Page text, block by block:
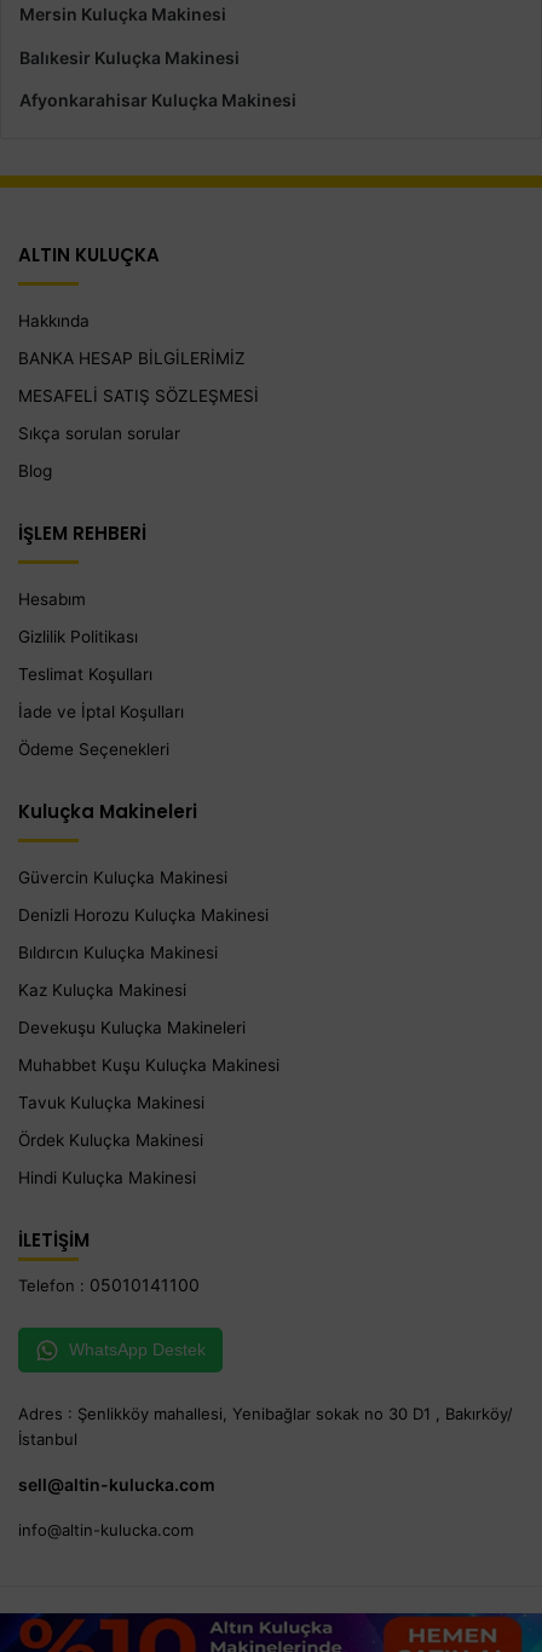
Mersin Kuluçka Makinesi
Balıkesir Kuluçka Makinesi
Afyonkarahisar Kuluçka Makinesi
ALTIN KULUÇKA
Hakkında
BANKA HESAP BİLGİLERİMİZ
MESAFELİ SATIŞ SÖZLEŞMESİ
Sıkça sorulan sorular
Blog
İŞLEM REHBERİ
Hesabım
Gizlilik Politikası
Teslimat Koşulları
İade ve İptal Koşulları
Ödeme Seçenekleri
Kuluçka Makineleri
Güvercin Kuluçka Makinesi
Denizli Horozu Kuluçka Makinesi
Bıldırcın Kuluçka Makinesi
Kaz Kuluçka Makinesi
Devekuşu Kuluçka Makineleri
Muhabbet Kuşu Kuluçka Makinesi
Tavuk Kuluçka Makinesi
Ördek Kuluçka Makinesi
Hindi Kuluçka Makinesi
İLETİŞİM
Telefon : 05010141100
WhatsApp Destek
Adres : Şenlikköy mahallesi, Yenibağlar sokak no 30 D1 , Bakırköy/
İstanbul
sell@altin-kulucka.com
info@altin-kulucka.com
© 2025 Altın Kuluçka . Tüm hakları saklıdır.